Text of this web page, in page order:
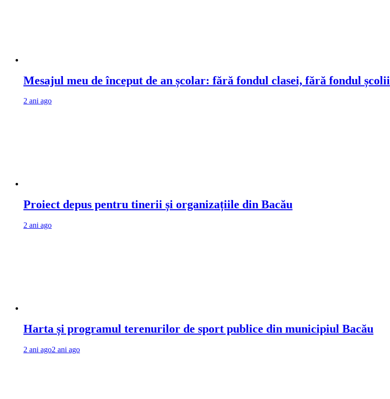
Mesajul meu de început de an școlar: fără fondul clasei, fără fondul școlii
2 ani ago
Proiect depus pentru tinerii și organizațiile din Bacău
2 ani ago
Harta și programul terenurilor de sport publice din municipiul Bacău
2 ani ago2 ani ago